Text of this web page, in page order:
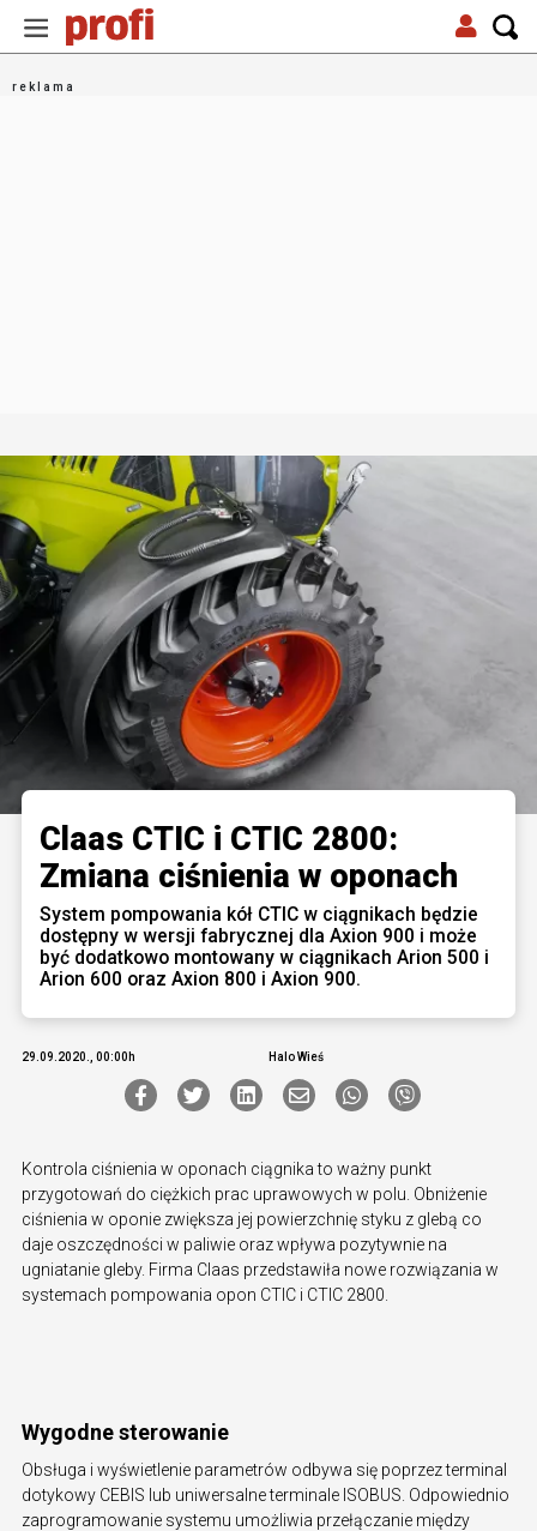
Claas CTIC i CTIC 2800:
Zmiana ciśnienia w oponach
System pompowania kół CTIC w ciągnikach będzie
dostępny w wersji fabrycznej dla Axion 900 i może
być dodatkowo montowany w ciągnikach Arion 500 i
Arion 600 oraz Axion 800 i Axion 900.
29.09.2020., 00:00h Halo Wieś
Kontrola ciśnienia w oponach ciągnika to ważny punkt
przygotowań do ciężkich prac uprawowych w polu. Obniżenie
ciśnienia w oponie zwiększa jej powierzchnię styku z glebą co
daje oszczędności w paliwie oraz wpływa pozytywnie na
ugniatanie gleby. Firma Claas przedstawiła nowe rozwiązania w
systemach pompowania opon CTIC i CTIC 2800.
Wygodne sterowanie
Obsługa i wyświetlenie parametrów odbywa się poprzez terminal
dotykowy CEBIS lub uniwersalne terminale ISOBUS. Odpowiednio
zaprogramowanie systemu umożliwia przełączanie między